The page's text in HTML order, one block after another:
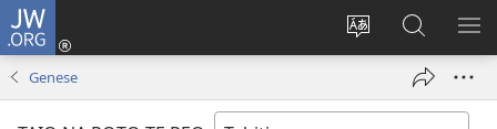
JW.ORG
Taui
reo
Nati
(opens
Maimiraa
nia
JW.ORG
Genese